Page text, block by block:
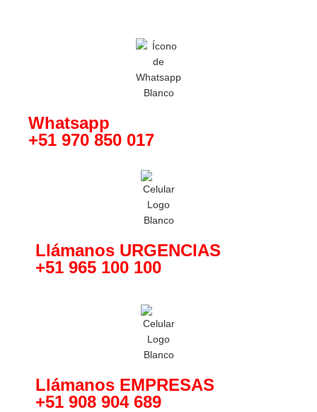
Whatsapp
+51 970 850 017
Llámanos URGENCIAS
+51 965 100 100
Llámanos EMPRESAS
+51 908 904 689